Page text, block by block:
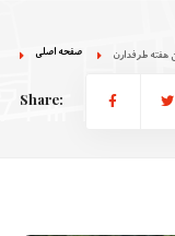
صفحه اصلی
Share: